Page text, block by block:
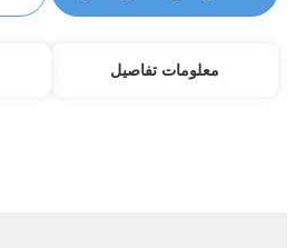
معلومات تفاصيل